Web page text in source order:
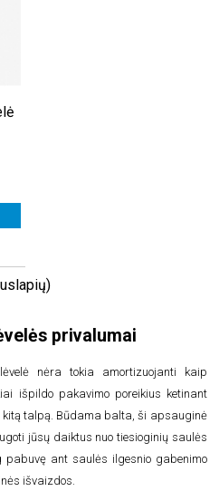
privalumai
nėra tokia amortizuojanti kaip
išpildo pakavimo poreikius ketinant
talpą. Būdama balta, ši apsauginė
jūsų daiktus nuo tiesioginių saulės
ant saulės ilgesnio gabenimo
išvaizdos.